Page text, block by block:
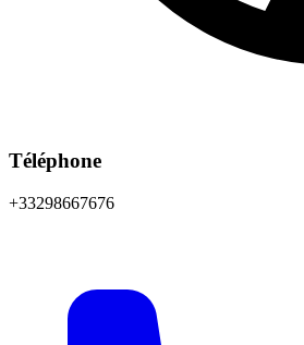
Téléphone
+33298667676